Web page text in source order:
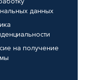
данных
на получение